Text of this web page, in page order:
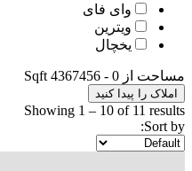
وای فای
ویترین
یخچال
مساحت از 0
-
4367456
Sqft
املاک را پیدا کنید
Showing 1 – 10 of 11 results
Sort by: